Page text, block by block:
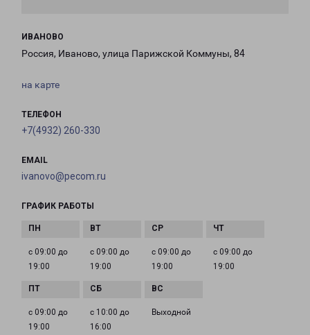
ИВАНОВО
Россия, Иваново, улица Парижской Коммуны, 84
на карте
ТЕЛЕФОН
+7(4932) 260-330
EMAIL
ivanovo@pecom.ru
ГРАФИК РАБОТЫ
с 09:00 до
19:00
с 09:00 до
19:00
с 09:00 до
19:00
с 09:00 до
19:00
с 09:00 до
19:00
с 10:00 до
16:00
Выходной